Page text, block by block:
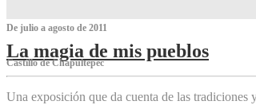
De julio a agosto de 2011
La magia de mis pueblos
Castillo de Chapultepec
Una exposición que da cuenta de las